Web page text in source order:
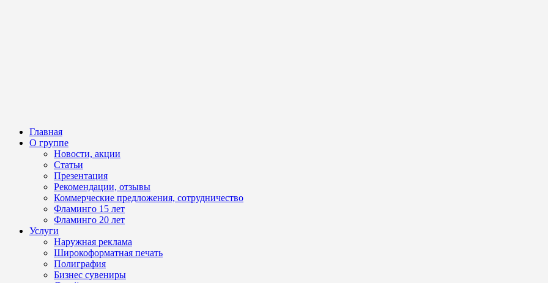
Главная
О группе
Новости, акции
Статьи
Презентация
Рекомендации, отзывы
Коммерческие предложения, сотрудничество
Фламинго 15 лет
Фламинго 20 лет
Услуги
Наружная реклама
Широкоформатная печать
Полиграфия
Бизнес сувениры